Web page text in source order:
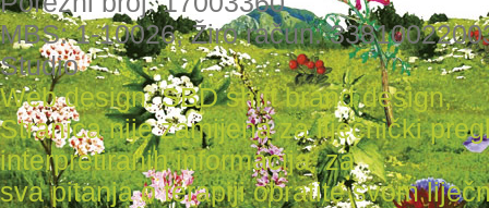
MBS: 1-10026, Žiro račun:
Studio
Web design: SBD shift brand design,
Stranica nije zamijena za liječnički
interpretiranih informacija, za
sva pitanja o terapiji obratite svom